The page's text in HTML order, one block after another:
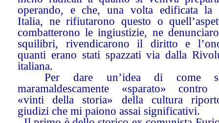
operando, e che, una volta edificata la
Italia, ne rifiutarono questo o
combatterono le ingiustizie, ne
squilibri, rivendicarono il diritto e
quanti erano stati spazzati via dalla
italiana.
Per dare un’idea di come
maramaldescamente «sparato» contro
«vinti della storia» della cultura
giudizi che mi paiono assai significativi.